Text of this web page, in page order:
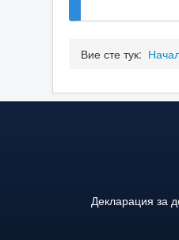
Вие сте тук:
Декларация за